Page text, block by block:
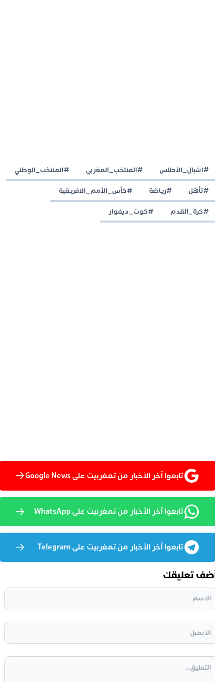
#أشبال_الأطلس #المنتخب_المغربي #المنتخب_الوطني
#تأهل #رياضة #كأس_الأمم_الافريقية
#كرة_القدم #كوت_ديفوار
تابعوا آخر الأخبار من تمغربيت على Google News
تابعوا آخر الأخبار من تمغربيت على WhatsApp
تابعوا آخر الأخبار من تمغربيت على Telegram
تعليقك